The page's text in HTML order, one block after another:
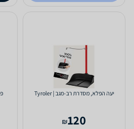
יעה הפלא, מסדרת רב-מגב | Tyroler
120
₪